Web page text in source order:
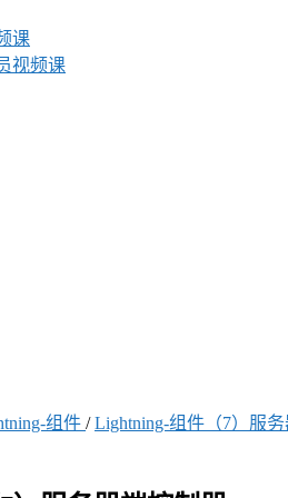
课
视频课
组件 / Lightning-组件（7）服